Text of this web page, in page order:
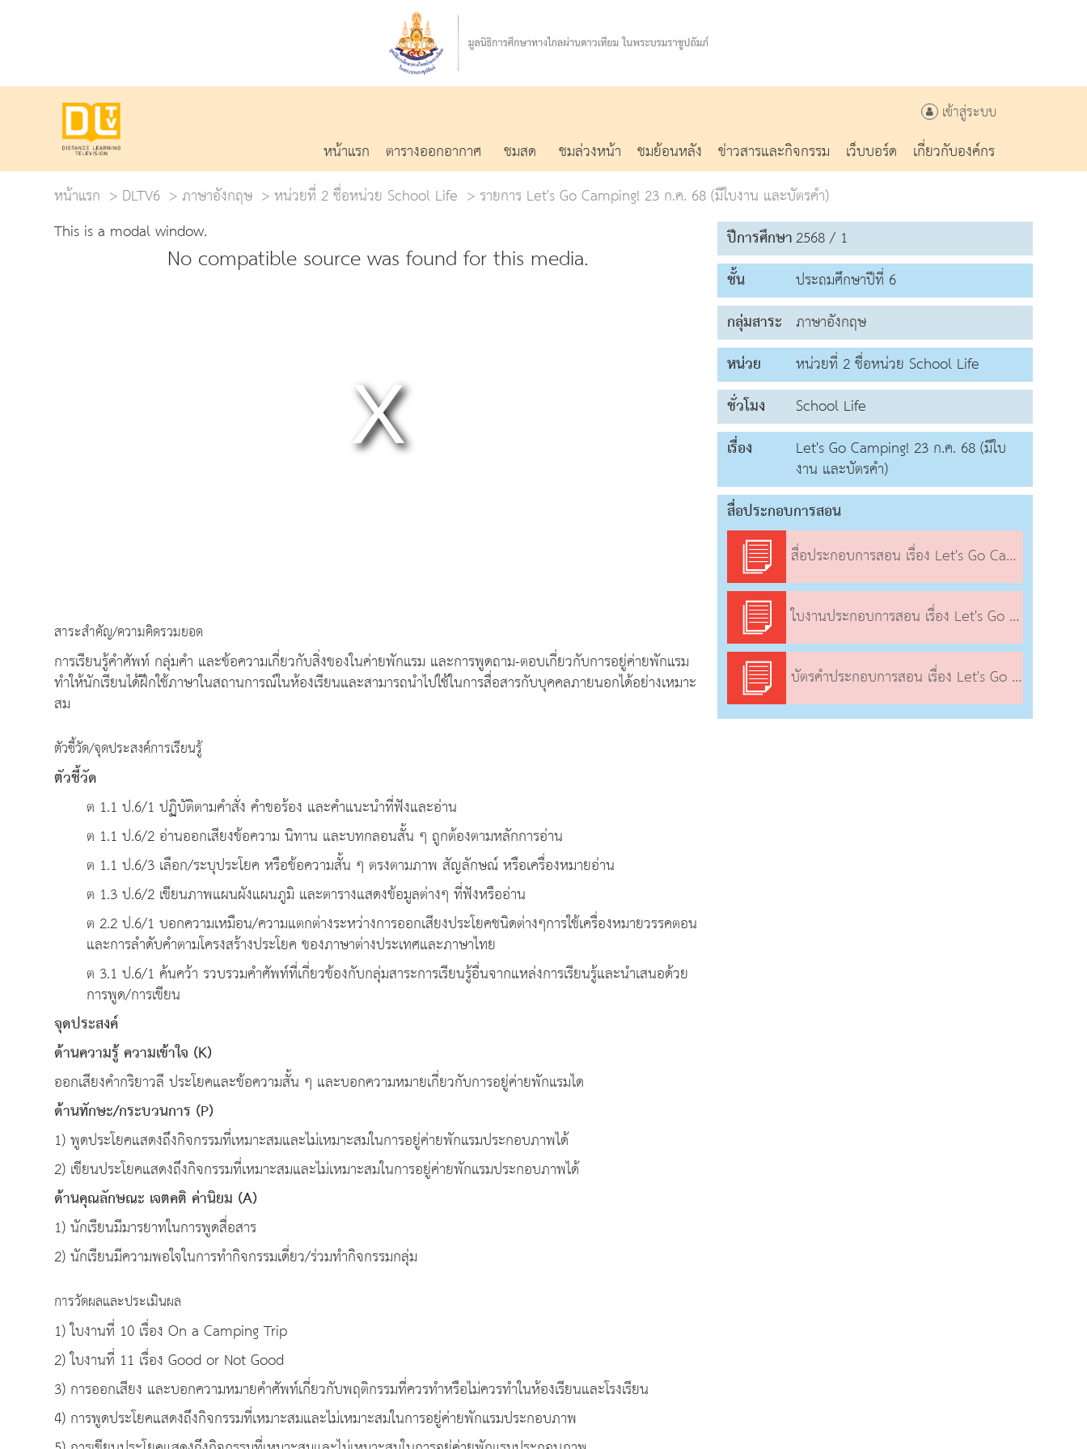
เข้าสู่ระบบ
หน้าแรก ตารางออกอากาศ ชมสด ชมล่วงหน้า ชมย้อนหลัง ข่าวสารและกิจกรรม เว็บบอร์ด
เกี่ยวกับองค์กร
หน้าแรก
DLTV6 ภาษาอังกฤษ หน่วยที่ 2 ชื่อหน่วย School Life
รายการ Let's Go Camping! 23 ก.ค. 68 (มีใบงาน และบัตรคำ)
This is a modal window.
No compatible source was found for this media.
สาระสำคัญ/ความคิดรวมยอด
การเรียนรู้คำศัพท์ กลุ่มคำ และข้อความเกี่ยวกับสิ่งของในค่ายพักแรม และการพูดถาม-ตอบเกี่ยวกับการอยู่ค่ายพักแรม
ทำให้นักเรียนได้ฝึกใช้ภาษาในสถานการณ์ในห้องเรียนและสามารถนำไปใช้ในการสื่อสารกับบุคคลภายนอกได้อย่างเหมาะ
สม
ตัวชี้วัด/จุดประสงค์การเรียนรู้
ตัวชี้วัด
ต 1.1 ป.6/1 ปฏิบัติตามคำสั่ง คำขอร้อง และคำแนะนำที่ฟังและอ่าน
ต 1.1 ป.6/2 อ่านออกเสียงข้อความ นิทาน และบทกลอนสั้น ๆ ถูกต้องตามหลักการอ่าน
ต 1.1 ป.6/3 เลือก/ระบุประโยค หรือข้อความสั้น ๆ ตรงตามภาพ สัญลักษณ์ หรือเครื่องหมายอ่าน
ต 1.3 ป.6/2 เขียนภาพแผนผังแผนภูมิ และตารางแสดงข้อมูลต่างๆ ที่ฟังหรืออ่าน
ต 2.2 ป.6/1 บอกความเหมือน/ความแตกต่างระหว่างการออกเสียงประโยคชนิดต่างๆการใช้เครื่องหมายวรรคตอน
และการลำดับคำตามโครงสร้างประโยค ของภาษาต่างประเทศและภาษาไทย
ต 3.1 ป.6/1 ค้นคว้า รวบรวมคำศัพท์ที่เกี่ยวข้องกับกลุ่มสาระการเรียนรู้อื่นจากแหล่งการเรียนรู้และนำเสนอด้วย
การพูด/การเขียน
จุดประสงค์
ด้านความรู้ ความเข้าใจ (K)
ออกเสียงคำกริยาวลี ประโยคและข้อความสั้น ๆ และบอกความหมายเกี่ยวกับการอยู่ค่ายพักแรมได
ด้านทักษะ/กระบวนการ (P)
1) พูดประโยคแสดงถึงกิจกรรมที่เหมาะสมและไม่เหมาะสมในการอยู่ค่ายพักแรมประกอบภาพได้
2) เขียนประโยคแสดงถึงกิจกรรมที่เหมาะสมและไม่เหมาะสมในการอยู่ค่ายพักแรมประกอบภาพได้
ด้านคุณลักษณะ เจตคติ ค่านิยม (A)
1) นักเรียนมีมารยาทในการพูดสื่อสาร
2) นักเรียนมีความพอใจในการทำกิจกรรมเดี่ยว/ร่วมทำกิจกรรมกลุ่ม
การวัดผลและประเมินผล
1) ใบงานที่ 10 เรื่อง On a Camping Trip
2) ใบงานที่ 11 เรื่อง Good or Not Good
3) การออกเสียง และบอกความหมายคำศัพท์เกี่ยวกับพฤติกรรมที่ควรทำหรือไม่ควรทำในห้องเรียนและโรงเรียน
4) การพูดประโยคแสดงถึงกิจกรรมที่เหมาะสมและไม่เหมาะสมในการอยู่ค่ายพักแรมประกอบภาพ
ปีการศึกษา2568 / 1
ชั้น
ประถมศึกษาปีที่ 6
กลุ่มสาระ ภาษาอังกฤษ
หน่วย
หน่วยที่ 2 ชื่อหน่วย School Life
ชั่วโมง
School Life
เรื่อง
Let's Go Camping! 23 ก.ค. 68 (มีใบ
งาน และบัตรคำ)
สื่อประกอบการสอน
สื่อประกอบการสอน เรื่อง Let's Go Camping!
ใบงานประกอบการสอน เรื่อง Let's Go Camping!
บัตรคำประกอบการสอน เรื่อง Let's Go Camping!